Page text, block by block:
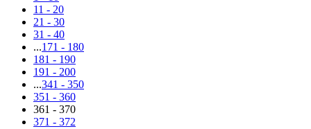
11 - 20
21 - 30
31 - 40
...171 - 180
181 - 190
191 - 200
...341 - 350
351 - 360
361 - 370
371 - 372